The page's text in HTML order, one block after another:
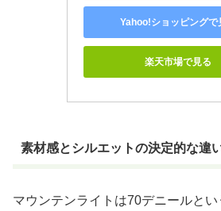
Yahoo!ショッピングで
楽天市場で見る
素材感とシルエットの決定的な違
マウンテンライトは70デニールと